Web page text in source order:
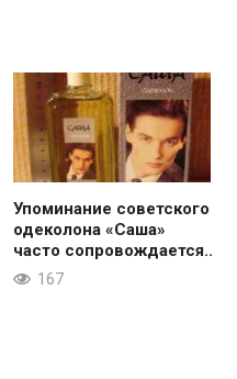
Упоминание советского
одеколона «Саша»
часто сопровождается..
167